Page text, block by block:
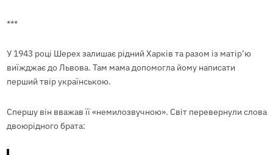
***
У 1943 році Шерех залишає рідний Харків та разом із матір’ю
виїжджає до Львова. Там мама допомогла йому написати
перший твір українською.
Спершу він вважав її «немилозвучною». Світ перевернули слова
двоюрідного брата: